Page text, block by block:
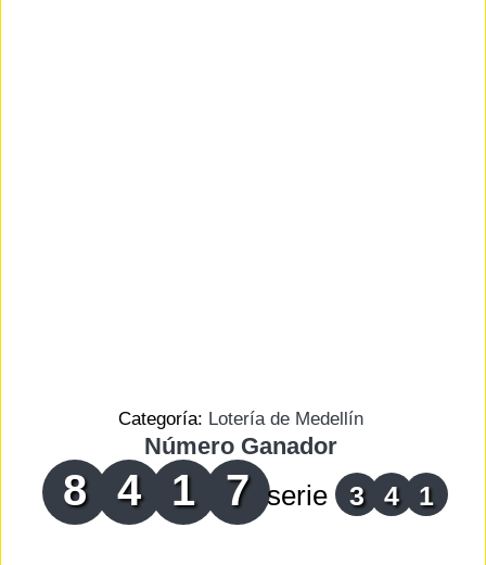
Categoría: Lotería de Medellín
Número Ganador
8 4 1 7 serie 3 4 1